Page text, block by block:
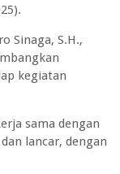
Sinaga, S.H.,
kegiatan
sama dengan
lancar, dengan